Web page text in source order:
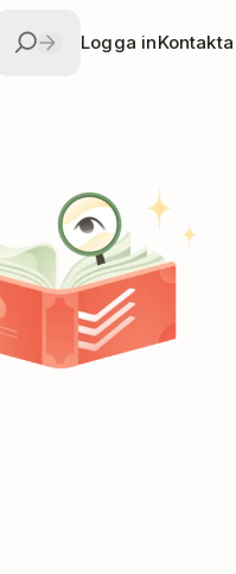
Logga in